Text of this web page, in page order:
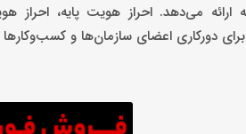
ارائه می‌دهد. احراز هویت پایه،
دورکاری اعضای سازمان‌ها و کسب‌وکارها